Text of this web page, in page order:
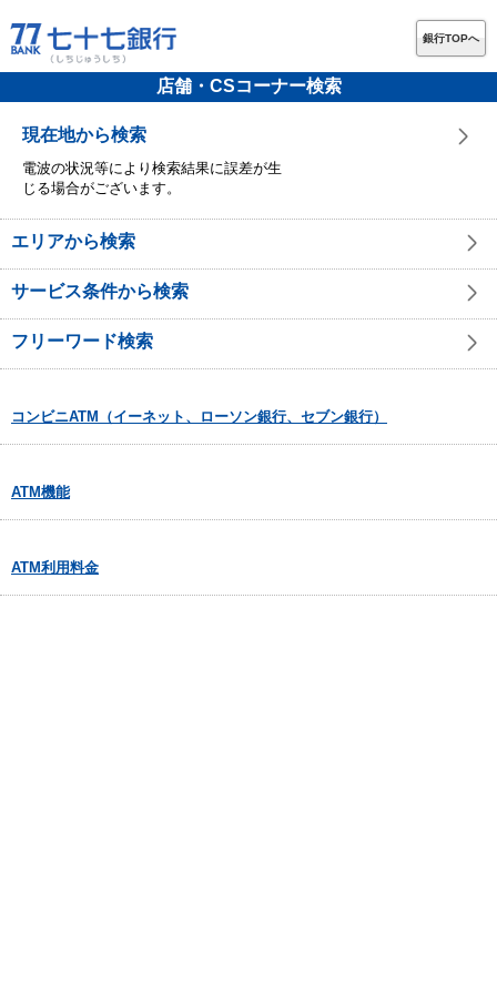
銀行TOPへ
店舗・CSコーナー検索
現在地から検索
電波の状況等により検索結果に誤差が生
じる場合がございます。
エリアから検索
サービス条件から検索
フリーワード検索
コンビニATM（イーネット、ローソン銀行、セブン銀行）
ATM機能
ATM利用料金